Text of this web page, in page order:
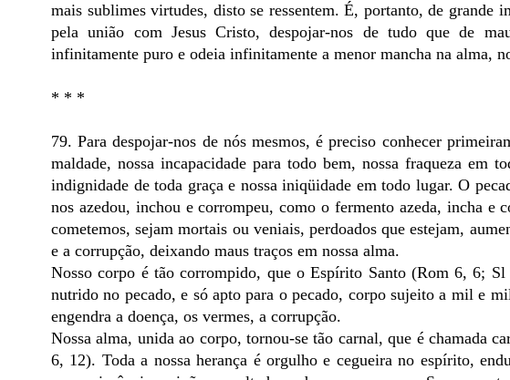
mais sublimes virtudes, disto se ressentem. É, portanto, de grande
pela união com Jesus Cristo, despojar-nos de tudo que de
infinitamente puro e odeia infinitamente a menor mancha na alma,
* * *
79. Para despojar-nos de nós mesmos, é preciso conhecer
maldade, nossa incapacidade para todo bem, nossa fraqueza em
indignidade de toda graça e nossa iniqüidade em todo lugar. O
nos azedou, inchou e corrompeu, como o fermento azeda, incha e
cometemos, sejam mortais ou veniais, perdoados que estejam,
e a corrupção, deixando maus traços em nossa alma.
Nosso corpo é tão corrompido, que o Espírito Santo (Rom 6, 6;
nutrido no pecado, e só apto para o pecado, corpo sujeito a mil e
engendra a doença, os vermes, a corrupção.
Nossa alma, unida ao corpo, tornou-se tão carnal, que é chamada
6, 12). Toda a nossa herança é orgulho e cegueira no espírito,